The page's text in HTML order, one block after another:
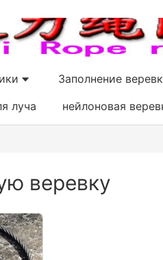
Заполнение
луча
нейлоновая
веревку